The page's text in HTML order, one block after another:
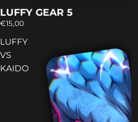
LUFFY GEAR 5
€15,00
LUFFY
VS
KAIDO